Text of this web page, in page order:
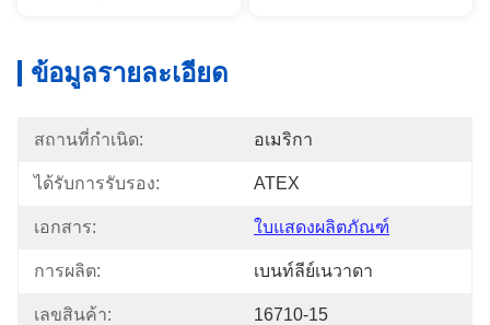
ข้อมูลรายละเอียด
สถานที่กำเนิด: อเมริกา
ได้รับการรับรอง: ATEX
เอกสาร: ใบแสดงผลิตภัณฑ์
การผลิต: เบนท์ลีย์เนวาดา
เลขสินค้า: 16710-15